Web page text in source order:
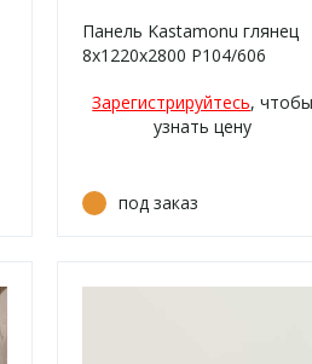
Панель Kastamonu глянец
8х1220х2800 P104/606
Зарегистрируйтесь, чтобы
узнать цену
под заказ